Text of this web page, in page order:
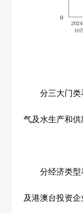
分三大门类
气及水生产和供
分经济类型
及港澳台投资企